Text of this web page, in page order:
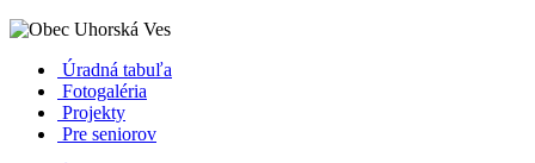
Úradná tabuľa
Fotogaléria
Projekty
Pre seniorov